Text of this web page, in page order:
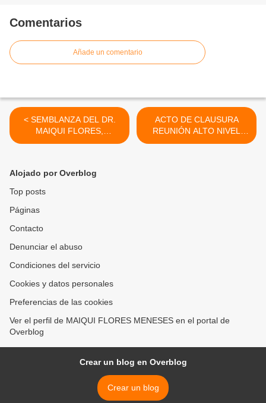
Comentarios
Añade un comentario
< SEMBLANZA DEL DR.
MAIQUI FLORES,
EPÓNIMO DE LAS II
PRODUCCIÓN
INTELECTUAL DEL
HOSPITAL CENTRAL DE
ACTO DE CLAUSURA
REUNIÓN ALTO NIVEL
SALUD UNIVERSAL SIGLO
Alojado por Overblog
Top posts
Páginas
Contacto
Denunciar el abuso
Condiciones del servicio
Cookies y datos personales
Preferencias de las cookies
Ver el perfil de MAIQUI FLORES MENESES en el portal de
Overblog
Crear un blog en Overblog
Crear un blog